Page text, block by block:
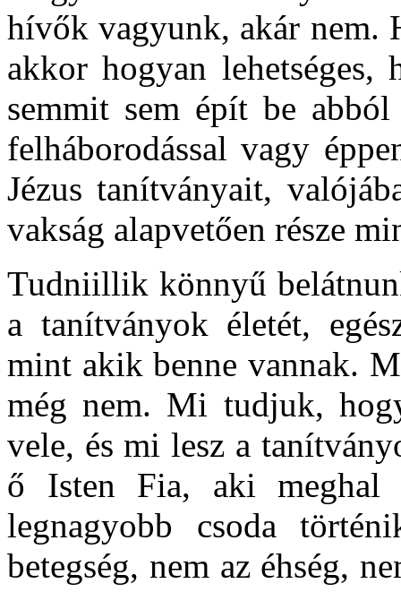
hívők vagyunk, akár nem.
akkor hogyan
semmit sem épít be
felháborodással vagy
Jézus tanítványait,
vakság alapvetően része
Tudniillik könnyű
a tanítványok életét,
mint akik benne vannak.
még nem. Mi tudjuk,
vele, és mi lesz a
ő Isten Fia, aki meghal
legnagyobb csoda
betegség, nem az éhség,